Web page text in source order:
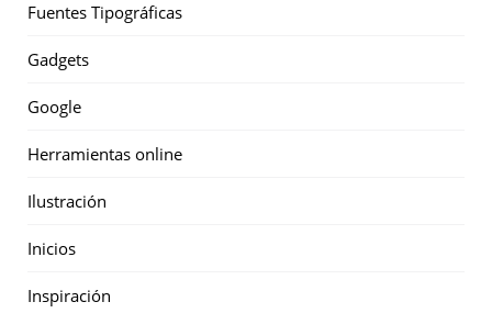
Fuentes Tipográficas
Gadgets
Google
Herramientas online
Ilustración
Inicios
Inspiración